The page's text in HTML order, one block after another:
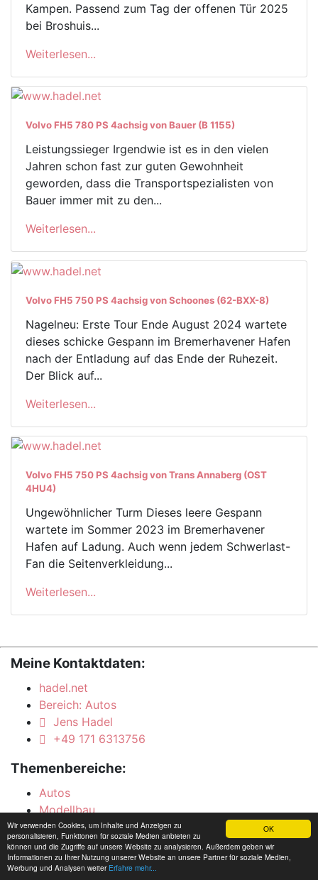
OK
Wir verwenden Cookies, um Inhalte und Anzeigen zu
personalisieren, Funktionen für soziale Medien anbieten zu
können und die Zugriffe auf unsere Website zu analysieren. Außerdem geben wir
Informationen zu Ihrer Nutzung unserer Website an unsere Partner für soziale Medien,
Werbung und Analysen weiter Erfahre mehr...
Kampen. Passend zum Tag der offenen Tür 2025
bei Broshuis...
Weiterlesen...
Volvo FH5 780 PS 4achsig von Bauer (B 1155)
Leistungssieger Irgendwie ist es in den vielen
Jahren schon fast zur guten Gewohnheit
geworden, dass die Transportspezialisten von
Bauer immer mit zu den...
Weiterlesen...
Volvo FH5 750 PS 4achsig von Schoones (62-BXX-8)
Nagelneu: Erste Tour Ende August 2024 wartete
dieses schicke Gespann im Bremerhavener Hafen
nach der Entladung auf das Ende der Ruhezeit.
Der Blick auf...
Weiterlesen...
Volvo FH5 750 PS 4achsig von Trans Annaberg (OST
4HU4)
Ungewöhnlicher Turm Dieses leere Gespann
wartete im Sommer 2023 im Bremerhavener
Hafen auf Ladung. Auch wenn jedem Schwerlast-
Fan die Seitenverkleidung...
Weiterlesen...
Meine Kontaktdaten:
hadel.net
Bereich: Autos
Jens Hadel
+49 171 6313756
Themenbereiche:
Autos
Modellbau
Reitertreff
Mediengalerie
Hadelblog